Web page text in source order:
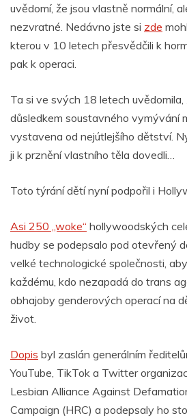
uvědomí, že jsou vlastně normální,
nezvratné. Nedávno jste si zde
kterou v 10 letech přesvědčili k
pak k operaci.
Ta si ve svých 18 letech uvědomila,
důsledkem soustavného vymývání
vystavena od nejútlejšího dětství.
ji k prznění vlastního těla dovedli…
Toto týrání dětí nyní podpořil i
Asi 250 „woke“ hollywoodských
hudby se podepsalo pod otevřený
velké technologické společnosti,
každému, kdo nezapadá do trans
obhajoby genderových operací na
život.
Dopis byl zaslán generálním
YouTube, TikTok a Twitter
Lesbian Alliance Against
Campaign (HRC) a podepsaly ho